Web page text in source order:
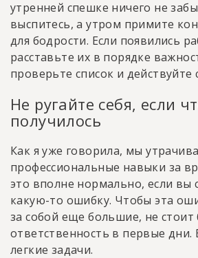
утренней спешке ничего не
выспитесь, а утром примите
для бодрости. Если появились
расставьте их в порядке
проверьте список и действуйте
Не ругайте себя, если
получилось
Как я уже говорила, мы
профессиональные навыки за
это вполне нормально, если вы
какую-то ошибку. Чтобы эта
за собой еще большие, не
ответственность в первые дни.
легкие задачи.